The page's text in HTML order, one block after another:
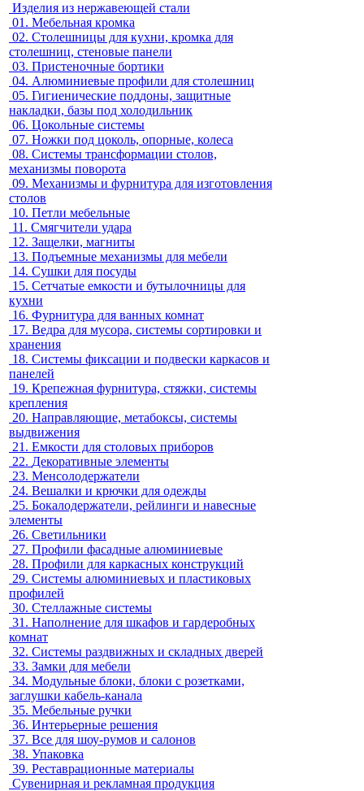
Изделия из нержавеющей стали
01. Мебельная кромка
02. Столешницы для кухни, кромка для
столешниц, стеновые панели
03. Пристеночные бортики
04. Алюминиевые профили для столешниц
05. Гигиенические поддоны, защитные
накладки, базы под холодильник
06. Цокольные системы
07. Ножки под цоколь, опорные, колеса
08. Системы трансформации столов,
механизмы поворота
09. Механизмы и фурнитура для изготовления
столов
10. Петли мебельные
11. Смягчители удара
12. Защелки, магниты
13. Подъемные механизмы для мебели
14. Сушки для посуды
15. Сетчатые емкости и бутылочницы для
кухни
16. Фурнитура для ванных комнат
17. Ведра для мусора, системы сортировки и
хранения
18. Системы фиксации и подвески каркасов и
панелей
19. Крепежная фурнитура, стяжки, системы
крепления
20. Направляющие, метабоксы, системы
выдвижения
21. Емкости для столовых приборов
22. Декоративные элементы
23. Менсолодержатели
24. Вешалки и крючки для одежды
25. Бокалодержатели, рейлинги и навесные
элементы
26. Светильники
27. Профили фасадные алюминиевые
28. Профили для каркасных конструкций
29. Системы алюминиевых и пластиковых
профилей
30. Стеллажные системы
31. Наполнение для шкафов и гардеробных
комнат
32. Системы раздвижных и складных дверей
33. Замки для мебели
34. Модульные блоки, блоки с розетками,
заглушки кабель-канала
35. Мебельные ручки
36. Интерьерные решения
37. Все для шоу-румов и салонов
38. Упаковка
39. Реставрационные материалы
Сувенирная и рекламная продукция